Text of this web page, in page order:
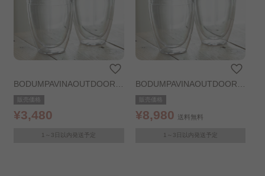
胸キュンアイテムあつめ..
たった30分で、私だけの理想空間。 ..
普段使いできるアイテムで もしもに備えておく..
お手軽ジャパンディ デザイン商品
BODUMPAVINAOUTDOORグ
ラス350ml×2個
販売価格
¥3,480
1～3日以内発送予定
BODUMPAVINAOUTDOORグ
ラス350ml×6個
販売価格
¥8,980 送料無料
1～3日以内発送予定